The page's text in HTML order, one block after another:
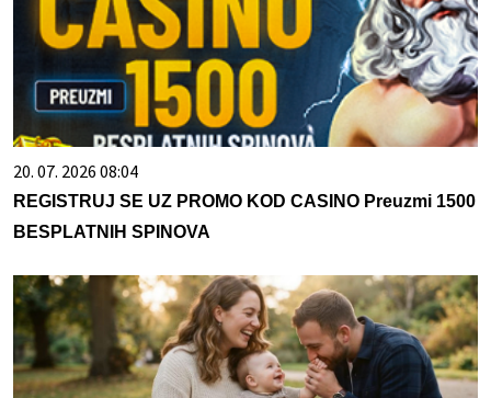
20. 07. 2026 08:04
REGISTRUJ SE UZ PROMO KOD CASINO Preuzmi 1500
BESPLATNIH SPINOVA